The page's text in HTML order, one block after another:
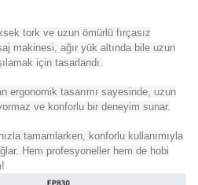
tork ve uzun ömürlü fırçasız
makinesi, ağır yük altında bile uzun
için tasarlandı.
ergonomik tasarımı sayesinde, uzun
ve konforlu bir deneyim sunar.
tamamlarken, konforlu kullanımıyla
Hem profesyoneller hem de hobi